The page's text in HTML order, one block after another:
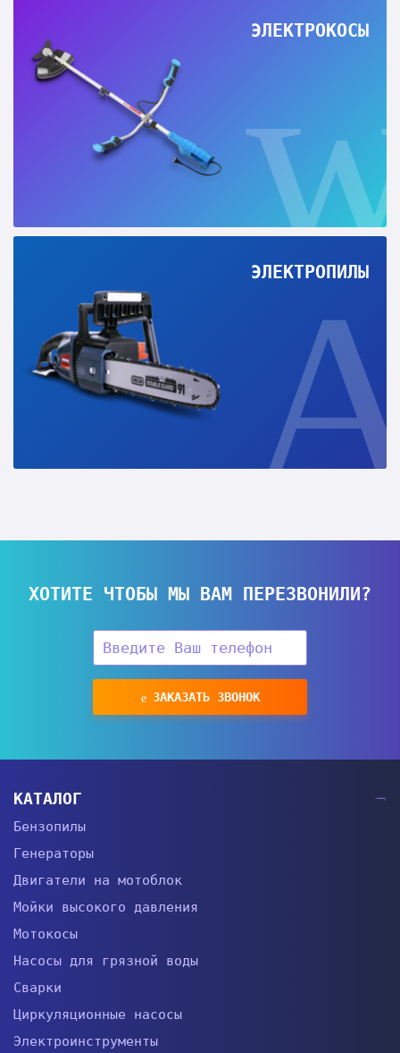
ЭЛЕКТРОКОСЫ
ЭЛЕКТРОПИЛЫ
ХОТИТЕ ЧТОБЫ МЫ ВАМ ПЕРЕЗВОНИЛИ?
ЗАКАЗАТЬ ЗВОНОК
КАТАЛОГ
Бензопилы
Генераторы
Двигатели на мотоблок
Мойки высокого давления
Мотокосы
Насосы для грязной воды
Сварки
Циркуляционные насосы
Электроинструменты